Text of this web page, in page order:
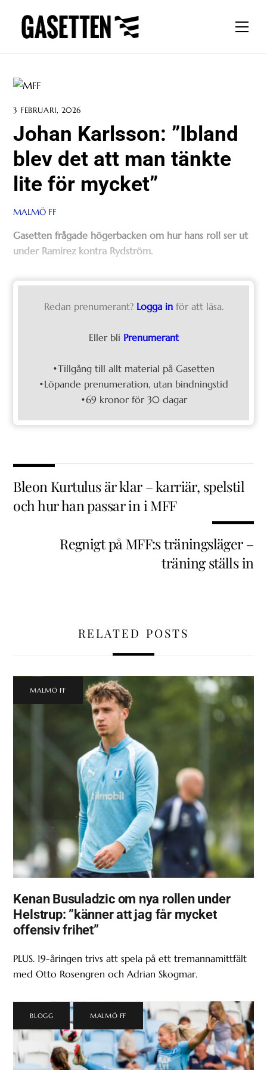
content
3 FEBRUARI, 2026
Johan Karlsson: ”Ibland
blev det att man tänkte
lite för mycket”
MALMÖ FF
Gasetten frågade högerbacken om hur hans roll ser ut
under Ramirez kontra Rydström.
Redan prenumerant? Logga in för att läsa.
Eller bli Prenumerant
•Tillgång till allt material på Gasetten
•Löpande prenumeration, utan bindningstid
•69 kronor för 30 dagar
Bleon Kurtulus är klar – karriär, spelstil
och hur han passar in i MFF
Regnigt på MFF:s träningsläger –
träning ställs in
RELATED POSTS
MALMÖ FF
Kenan Busuladzic om nya rollen under
Helstrup: ”känner att jag får mycket
offensiv frihet”
PLUS. 19-åringen trivs att spela på ett tremannamittfält
med Otto Rosengren och Adrian Skogmar.
BLOGG MALMÖ FF